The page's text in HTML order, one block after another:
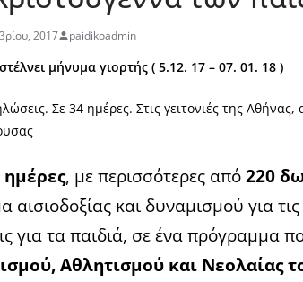
2017 paidikoadmin
μήνυμα γιορτής ( 5.12. 17 – 07. 01. 18 )
Σε 34 ημέρες. Στις γειτονιές της
ημέρες, με περισσότερες από 220
αισιοδοξίας και δυναμισμού για
για τα παιδιά, σε ένα πρόγραμμα
Αθλητισμού και Νεολαίας